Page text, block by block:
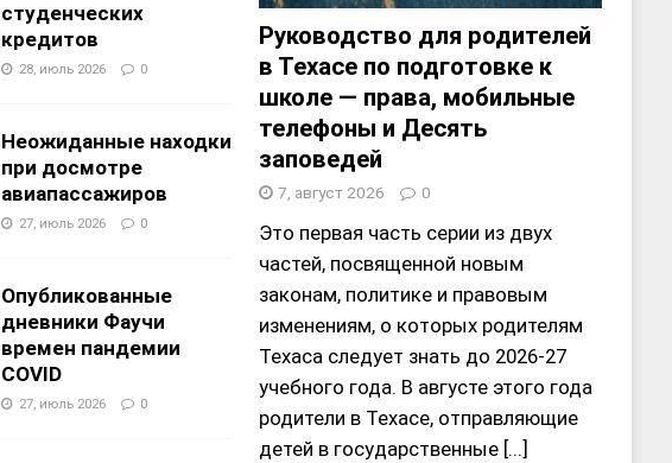
студенческих
кредитов
28, июль 2026 0
Неожиданные находки
при досмотре
авиапассажиров
27, июль 2026 0
Опубликованные
дневники Фаучи
времен пандемии
COVID
27, июль 2026 0
Руководство для родителей
в Техасе по подготовке к
школе — права, мобильные
телефоны и Десять
заповедей
7, август 2026 0
Это первая часть серии из двух
частей, посвященной новым
законам, политике и правовым
изменениям, о которых родителям
Техаса следует знать до 2026-27
учебного года. В августе этого года
родители в Техасе, отправляющие
детей в государственные [...]